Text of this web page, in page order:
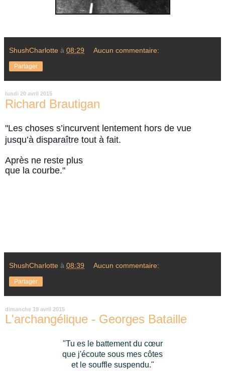
ShushCharlotte à 08:29 Aucun commentaire:
Partager
lundi 20 avril 2015
Richard Brautigan
"Les choses s’incurvent lentement hors de vue
jusqu’à disparaître tout à fait.
Après ne reste plus
que la courbe."
ShushCharlotte à 08:39 Aucun commentaire:
Partager
dimanche 19 avril 2015
L'archangélique - Georges Bataille
"Tu es le battement du cœur
que j'écoute sous mes côtes
et le souffle suspendu."